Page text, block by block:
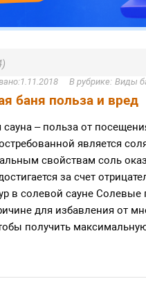
1.11.2018 Виды
баня польза и вред
– польза от
является
свойствам соль
за счет
в солевой сауне
для избавления от
получить